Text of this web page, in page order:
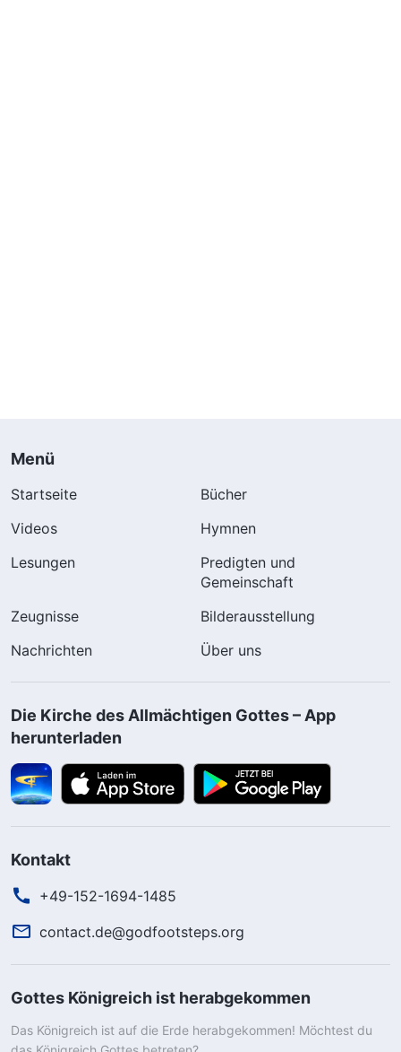
Menü
Startseite
Bücher
Videos
Hymnen
Lesungen
Predigten und
Gemeinschaft
Zeugnisse
Bilderausstellung
Nachrichten
Über uns
Die Kirche des Allmächtigen Gottes – App
herunterladen
Kontakt
+49-152-1694-1485
contact.de@godfootsteps.org
Gottes Königreich ist herabgekommen
Das Königreich ist auf die Erde herabgekommen! Möchtest du